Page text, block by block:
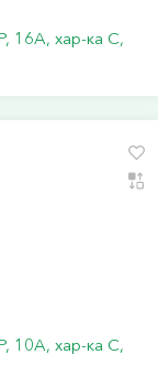
16A, хар-ка C,
10A, хар-ка C,